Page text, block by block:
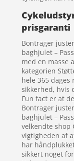
prisgaranti
Bontrager
baghjulet –
med en masse
kategorien
hele 365
sikkerhed, hvis
Fun fact er at
Bontrager
baghjulet –
velkendte shop
vigtigheden af
har
sikkert noget